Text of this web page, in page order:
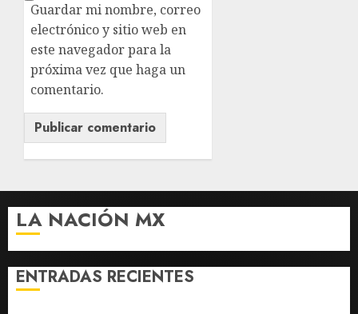
Guardar mi nombre, correo
electrónico y sitio web en
este navegador para la
próxima vez que haga un
comentario.
LA NACIÓN MX
ENTRADAS RECIENTES